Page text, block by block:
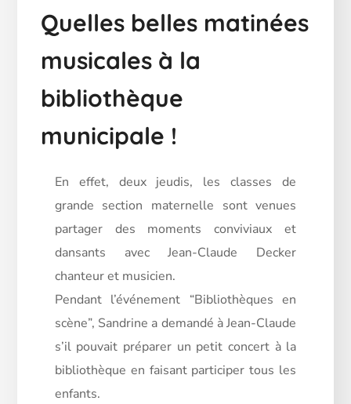
Quelles belles matinées
musicales à la
bibliothèque
municipale !
En effet, deux jeudis, les classes de
grande section maternelle sont venues
partager des moments conviviaux et
dansants avec Jean-Claude Decker
chanteur et musicien.
Pendant l’événement “Bibliothèques en
scène”, Sandrine a demandé à Jean-Claude
s’il pouvait préparer un petit concert à la
bibliothèque en faisant participer tous les
enfants.